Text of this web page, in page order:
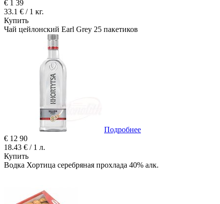
€ 1 39
33.1 € / 1 кг.
Купить
Чай цейлонский Earl Grey 25 пакетиков
Подробнее
€ 12 90
18.43 € / 1 л.
Купить
Водка Хортица серебряная прохлада 40% алк.